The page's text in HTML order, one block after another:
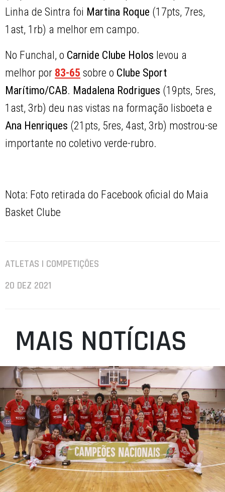
Linha de Sintra foi Martina Roque (17pts, 7res,
1ast, 1rb) a melhor em campo.
No Funchal, o Carnide Clube Holos levou a
melhor por 83-65 sobre o Clube Sport
Marítimo/CAB. Madalena Rodrigues (19pts, 5res,
1ast, 3rb) deu nas vistas na formação lisboeta e
Ana Henriques (21pts, 5res, 4ast, 3rb) mostrou-se
importante no coletivo verde-rubro.
Nota: Foto retirada do Facebook oficial do Maia
Basket Clube
ATLETAS | COMPETIÇÕES
20 DEZ 2021
MAIS NOTÍCIAS